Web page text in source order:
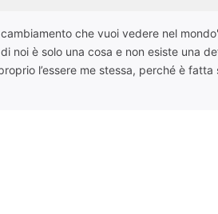
che vuoi vedere nel
noi è solo una cosa e non esiste una
l’essere me stessa, perché è